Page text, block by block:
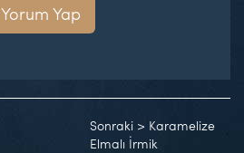
Yorum Yap
Sonraki > Karamelize
Elmalı İrmik